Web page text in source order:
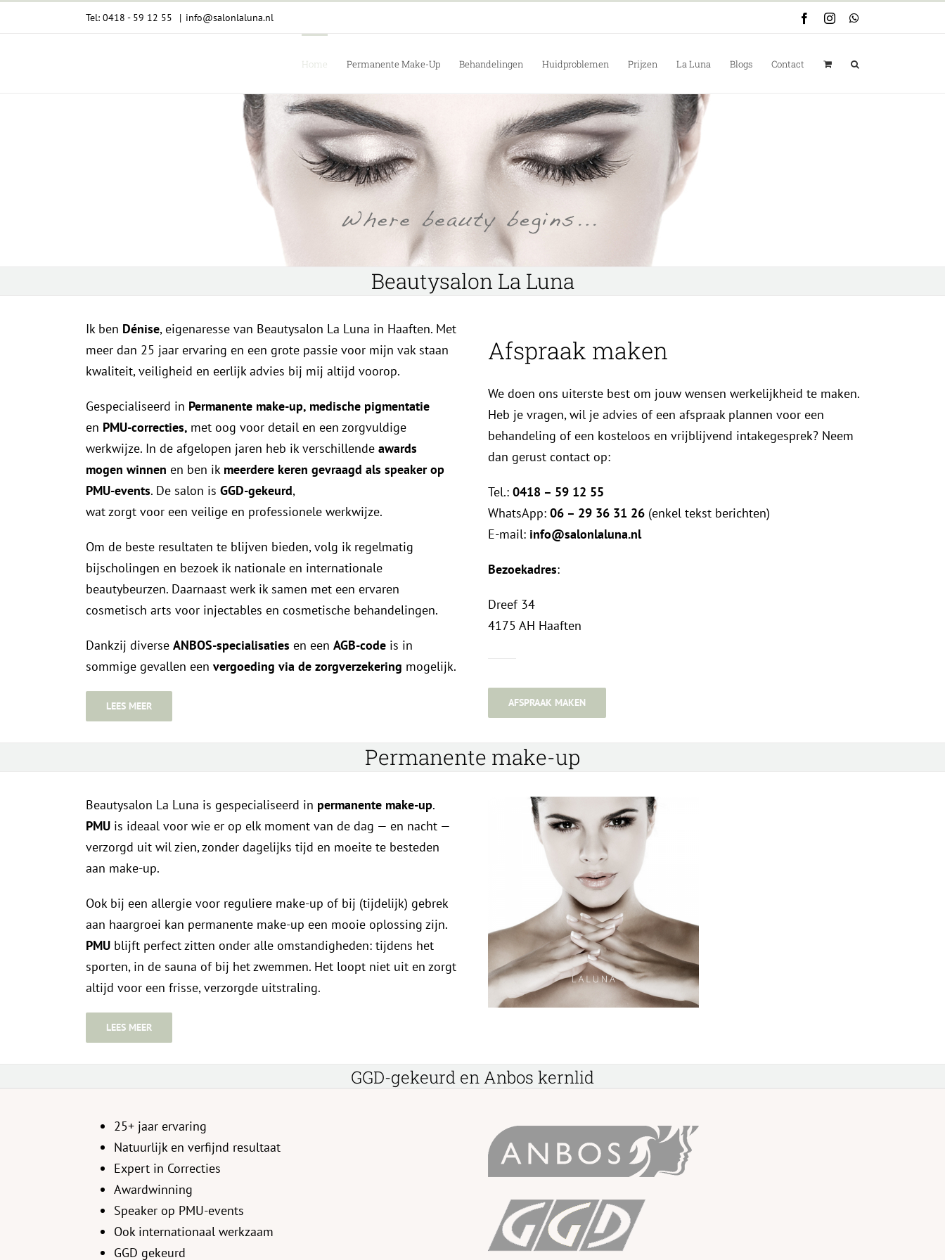
Tel: 0418 - 59 12 55 | info@salonlaluna.nl FacebookInstagramWhatsApp
Home Permanente Make-Up Behandelingen Huidproblemen Prijzen La Luna Blogs Contact
Beautysalon La Luna
Ik ben Dénise, eigenaresse van Beautysalon La Luna in Haaften. Met
meer dan 25 jaar ervaring en een grote passie voor mijn vak staan
kwaliteit, veiligheid en eerlijk advies bij mij altijd voorop.
Gespecialiseerd in Permanente make-up, medische pigmentatie
en PMU-correcties, met oog voor detail en een zorgvuldige
werkwijze. In de afgelopen jaren heb ik verschillende awards
mogen winnen en ben ik meerdere keren gevraagd als speaker op
PMU-events. De salon is GGD-gekeurd,
wat zorgt voor een veilige en professionele werkwijze.
Om de beste resultaten te blijven bieden, volg ik regelmatig
bijscholingen en bezoek ik nationale en internationale
beautybeurzen. Daarnaast werk ik samen met een ervaren
cosmetisch arts voor injectables en cosmetische behandelingen.
Dankzij diverse ANBOS-specialisaties en een AGB-code is in
sommige gevallen een vergoeding via de zorgverzekering mogelijk.
LEES MEER
Afspraak maken
We doen ons uiterste best om jouw wensen werkelijkheid te maken.
Heb je vragen, wil je advies of een afspraak plannen voor een
behandeling of een kosteloos en vrijblijvend intakegesprek? Neem
dan gerust contact op:
Tel.: 0418 – 59 12 55
WhatsApp: 06 – 29 36 31 26 (enkel tekst berichten)
E-mail: info@salonlaluna.nl
Bezoekadres:
Dreef 34
4175 AH Haaften
AFSPRAAK MAKEN
Permanente make-up
Beautysalon La Luna is gespecialiseerd in permanente make-up.
PMU is ideaal voor wie er op elk moment van de dag — en nacht —
verzorgd uit wil zien, zonder dagelijks tijd en moeite te besteden
aan make-up.
Ook bij een allergie voor reguliere make-up of bij (tijdelijk) gebrek
aan haargroei kan permanente make-up een mooie oplossing zijn.
PMU blijft perfect zitten onder alle omstandigheden: tijdens het
sporten, in de sauna of bij het zwemmen. Het loopt niet uit en zorgt
altijd voor een frisse, verzorgde uitstraling.
LEES MEER
GGD-gekeurd en Anbos kernlid
25+ jaar ervaring
Natuurlijk en verfijnd resultaat
Expert in Correcties
Awardwinning
Speaker op PMU-events
Ook internationaal werkzaam
GGD gekeurd